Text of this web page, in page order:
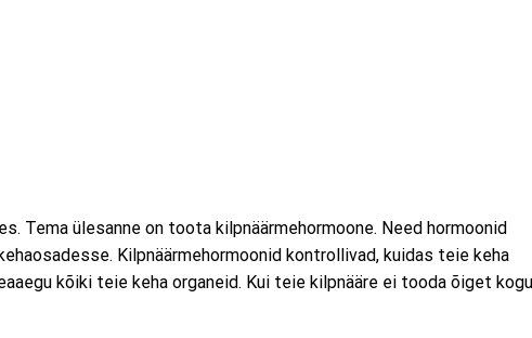
Tema ülesanne on toota kilpnäärmehormoone. Need hormoonid
Kilpnäärmehormoonid kontrollivad, kuidas teie keha
kõiki teie keha organeid. Kui teie kilpnääre ei tooda õiget